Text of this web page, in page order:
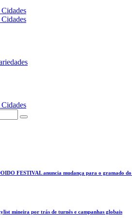
FESTIVAL anuncia mudança para o gramado
mineira por trás de turnês e campanhas globais